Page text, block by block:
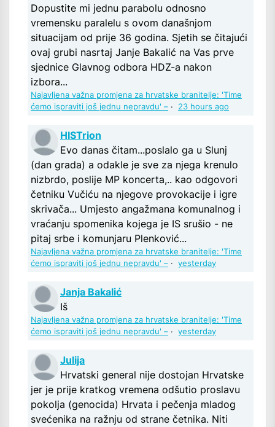
Dopustite mi jednu parabolu odnosno
vremensku paralelu s ovom današnjom
situacijam od prije 36 godina. Sjetih se čitajući
ovaj grubi nasrtaj Janje Bakalić na Vas prve
sjednice Glavnog odbora HDZ-a nakon
izbora...
Najavljena važna promjena za hrvatske branitelje: 'Time
ćemo ispraviti još jednu nepravdu' – · 23 hours ago
HISTrion
Evo danas čitam...poslalo ga u Slunj
(dan grada) a odakle je sve za njega krenulo
nizbrdo, poslije MP koncerta,.. kao odgovori
četniku Vučiću na njegove provokacije i igre
skrivača... Umjesto angažmana komunalnog i
vraćanju spomenika kojega je IS srušio - ne
pitaj srbe i komunjaru Plenković...
Najavljena važna promjena za hrvatske branitelje: 'Time
ćemo ispraviti još jednu nepravdu' – · yesterday
Janja Bakalić
Iš
Najavljena važna promjena za hrvatske branitelje: 'Time
ćemo ispraviti još jednu nepravdu' – · yesterday
Julija
Hrvatski general nije dostojan Hrvatske
jer je prije kratkog vremena odšutio proslavu
pokolja (genocida) Hrvata i pečenja mladog
svećenika na ražnju od strane četnika. Niti